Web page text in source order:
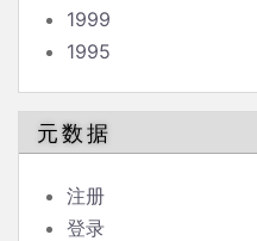
1999
1995
元数据
注册
登录